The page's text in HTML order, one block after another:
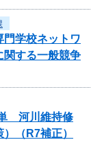
門学校ネットワ
関する一般競争
河川維持修
（R7補正）